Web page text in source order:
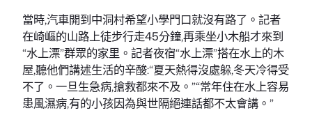
當時,汽車開到中洞村希望小學門口就沒有路了。記者
在崎嶇的山路上徒步行走45分鐘,再乘坐小木船才來到
“水上漂”群眾的家里。記者夜宿“水上漂”搭在水上的木
屋,聽他們講述生活的辛酸:“夏天熱得沒處躲,冬天冷得受
不了。一旦生急病,搶救都來不及。”“常年住在水上容易
患風濕病,有的小孩因為與世隔絕連話都不太會講。”